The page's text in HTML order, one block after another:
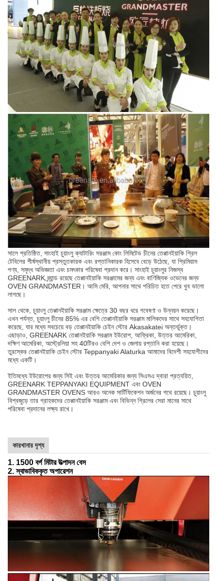
সালে প্রতিষ্ঠিত, সাংহাই চুয়াংলু ক্যাটারিং সরঞ্জাম কোং লিমিটেড চীনের তেপ্পানইয়াকি গ্রিল
টেবিলের শীর্ষস্থানীয় প্রস্তুতকারক এবং রপ্তানিকারক হিসেবে বেড়ে উঠেছে, যা প্রিমিয়াম
পণ্য, সমৃদ্ধ অভিজ্ঞতা এবং চমৎকার পরিষেবা প্রদান করে। সাংহাই চুয়াংলুর নিজস্ব
GREENARK ব্র্যান্ড রয়েছে তেপ্পানইয়াকি সরঞ্জামের জন্য এবং বাণিজ্যিক ওভেনের জন্য
OVEN GRANDMASTER। আমি মেরি, আপনার সাথে পরিচিত হতে পেরে খুব ভালো
লাগছে।
সাল থেকে, চুয়াংলু তেপ্পানইয়াকি সরঞ্জাম ক্ষেত্রে 30 বছর ধরে গবেষণা ও উন্নয়ন করেছে।
এখন পর্যন্ত, চুয়াংলু চীনের 85% এর বেশি তেপ্পানইয়াকি সরঞ্জাম মালিকদের সাথে সহযোগিতা
করেছে, যার মধ্যে সবচেয়ে বড় তেপ্পানইয়াকি চেইন স্টোর Akasakatei অন্তর্ভুক্ত।
এছাড়াও, GREENARK তেপ্পানইয়াকি সরঞ্জাম ইউরোপ, আফ্রিকা, উত্তর আমেরিকা,
দক্ষিণ আমেরিকা, অস্ট্রেলিয়া সহ 40টিরও বেশি দেশ ও জেলায় রপ্তানি করা হয়েছে।
তুরস্কের তেপ্পানইয়াকি চেইন স্টোর Teppanyaki Alaturka আমাদের বিদেশী সহযোগীদের
মধ্যে একটি।
ইতিমধ্যে ইউরোপের জন্য সিই এবং উত্তর আমেরিকার জন্য সিএসএ দ্বারা প্রত্যয়িত,
GREENARK TEPPANYAKI EQUIPMENT এবং OVEN
GRANDMASTER OVENS আরও অনেক সার্টিফিকেশন অর্জনের পথে রয়েছে। চুয়াংলু
বিশ্বজুড়ে তার গ্রাহকদের তেপ্পানইয়াকি সরঞ্জাম এবং বিভিন্ন গ্রিলের সেরা মানের সাথে
পরিষেবা প্রদানের লক্ষ্য রাখে।
কারখানার দৃশ্য
1. 1500 বর্গ মিটার উত্পাদন বেস
2. স্বাভাবিককৃত অপারেশন